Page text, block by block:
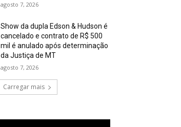
agosto 7, 2026
Show da dupla Edson & Hudson é
cancelado e contrato de R$ 500
mil é anulado após determinação
da Justiça de MT
agosto 7, 2026
Carregar mais